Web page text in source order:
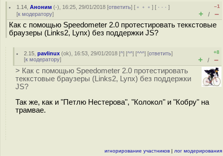
1.14 ,Аноним (-), 16:25, 29/01/2018 [ответить] [ ﹢﹢﹢] [ · · ·]
[к модератору]
–1
+ / –
Как с помощью Speedometer 2.0 протестировать теккстовые
браузеры (Links2, Lynx) без поддержки JS?
2.15 ,pavlinux (ok), 16:53, 29/01/2018 [^] [^^] [^^^] [ответить]
[к модератору]
+8
+ / –
> Как с помощью Speedometer 2.0 протестировать
теккстовые браузеры (Links2, Lynx) без поддержки
JS?
Так же, как и "Петлю Нестерова", "Колокол" и "Кобру" на
трамвае.
игнорирование участников | лог модерирования